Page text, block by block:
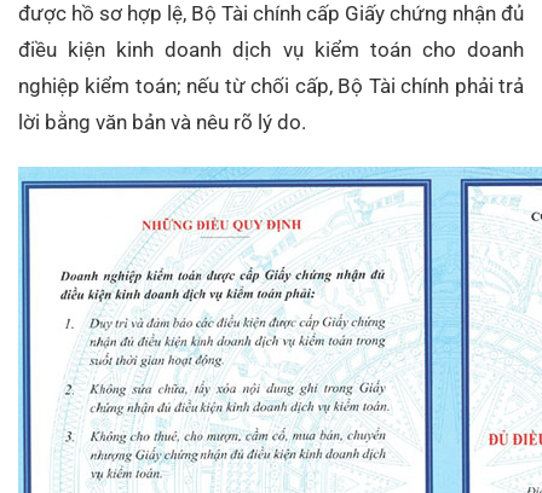
được hồ sơ hợp lệ, Bộ Tài chính cấp Giấy chứng nhận đủ
điều kiện kinh doanh dịch vụ kiểm toán cho doanh
nghiệp kiểm toán; nếu từ chối cấp, Bộ Tài chính phải trả
lời bằng văn bản và nêu rõ lý do.